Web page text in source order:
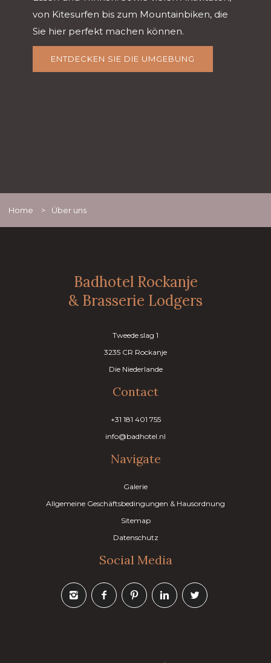
von Kitesurfen bis zum Mountainbiken, die
Sie hier perfekt machen können.
ENTDECKEN SIE DIE UMGEBUNG
Home > Über uns
Badhotel Rockanje
& Brasserie Lodgers
Tweede slag 1
3235 CR Rockanje
Die Niederlande
Contact
+31 181 401 755
info@badhotel.nl
Navigate
Galerie
Allgemeine Geschäftsbedingungen & Hausordnung
Sitemap
Datenschutz
Social Media